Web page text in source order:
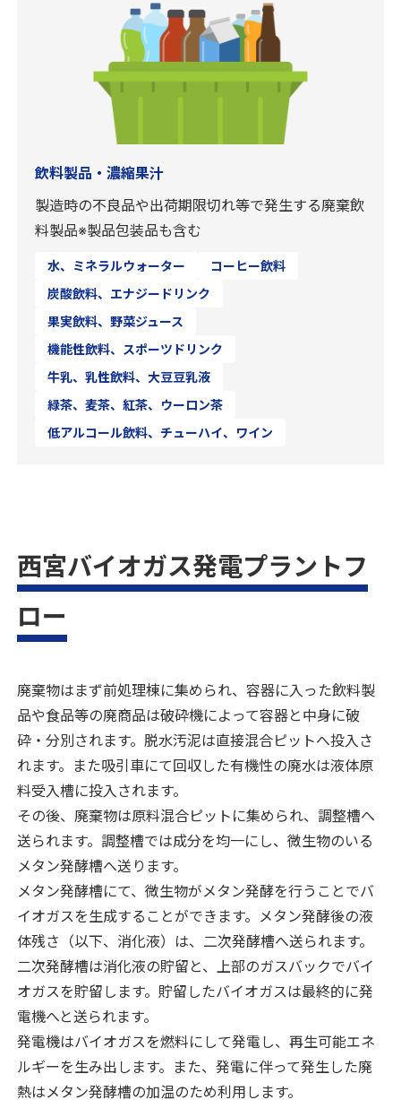
飲料製品・濃縮果汁
製造時の不良品や出荷期限切れ等で発生する廃棄飲
料製品※製品包装品も含む
水、ミネラルウォーター
コーヒー飲料
炭酸飲料、エナジードリンク
果実飲料、野菜ジュース
機能性飲料、スポーツドリンク
牛乳、乳性飲料、大豆豆乳液
緑茶、麦茶、紅茶、ウーロン茶
低アルコール飲料、チューハイ、ワイン
西宮バイオガス発電プラントフ
ロー
廃棄物はまず前処理棟に集められ、容器に入った飲料製
品や食品等の廃商品は破砕機によって容器と中身に破
砕・分別されます。脱水汚泥は直接混合ピットへ投入さ
れます。また吸引車にて回収した有機性の廃水は液体原
料受入槽に投入されます。
その後、廃棄物は原料混合ピットに集められ、調整槽へ
送られます。調整槽では成分を均一にし、微生物のいる
メタン発酵槽へ送ります。
メタン発酵槽にて、微生物がメタン発酵を行うことでバ
イオガスを生成することができます。メタン発酵後の液
体残さ（以下、消化液）は、二次発酵槽へ送られます。
二次発酵槽は消化液の貯留と、上部のガスバックでバイ
オガスを貯留します。貯留したバイオガスは最終的に発
電機へと送られます。
発電機はバイオガスを燃料にして発電し、再生可能エネ
ルギーを生み出します。また、発電に伴って発生した廃
熱はメタン発酵槽の加温のため利用します。